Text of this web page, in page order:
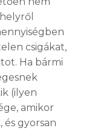
csigákat,
Ha bármi
(ilyen
amikor
gyorsan